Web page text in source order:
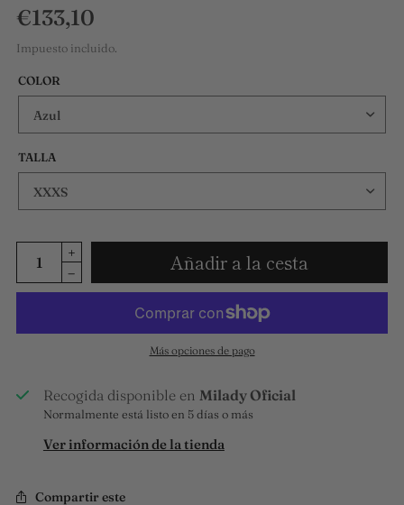
€133,10
Impuesto incluido.
COLOR
TALLA
Añadir a la cesta
Más opciones de pago
Recogida disponible en Milady Oficial
Normalmente está listo en 5 días o más
Ver información de la tienda
Compartir este